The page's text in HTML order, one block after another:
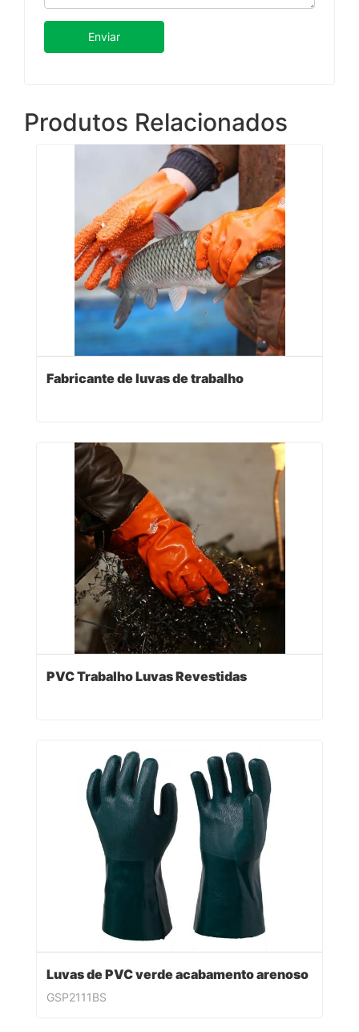
Enviar
Produtos Relacionados
Fabricante de luvas de trabalho
PVC Trabalho Luvas Revestidas
Luvas de PVC verde acabamento arenoso
GSP2111BS